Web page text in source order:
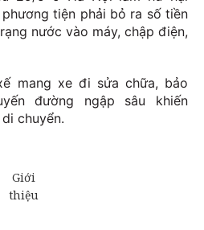
tiện phải bỏ ra số tiền
nước vào máy, chập điện,
mang xe đi sửa chữa, bảo
đường ngập sâu khiến
chuyển.